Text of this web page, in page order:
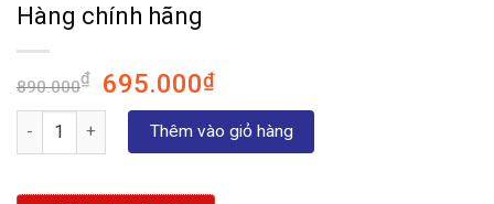
Hàng chính hãng
890.000₫
Giá
gốc
890.000₫.
695.000₫Giá
hiện
tại
là:
695.000₫.
Số lượng Thêm vào giỏ hàng